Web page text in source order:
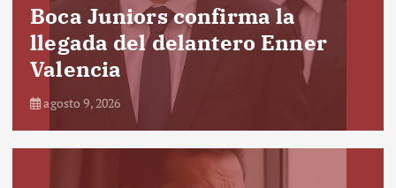
Boca Juniors confirma la
llegada del delantero Enner
Valencia
agosto 9, 2026